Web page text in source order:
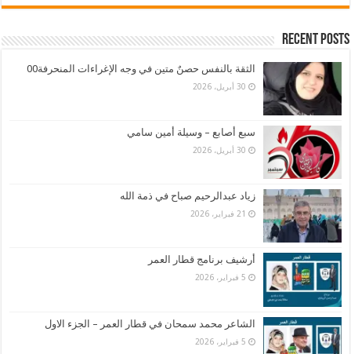
Recent Posts
الثقة بالنفس حصنٌ متين في وجه الإغراءات المنحرفة00
30 أبريل، 2026
سبع أصابع – وسيلة أمين سامي
30 أبريل، 2026
زياد عبدالرحيم صباح في ذمة الله
21 فبراير، 2026
أرشيف برنامج قطار العمر
5 فبراير، 2026
الشاعر محمد سمحان في قطار العمر – الجزء الاول
5 فبراير، 2026